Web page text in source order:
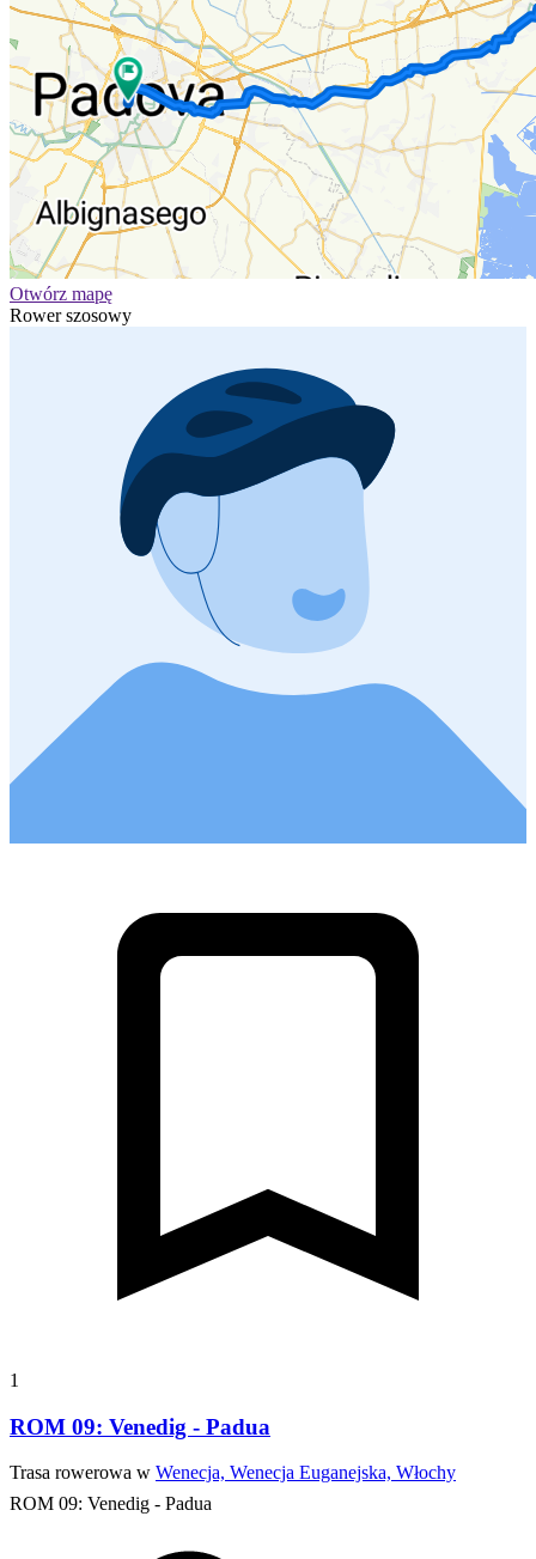
Otwórz mapę
Rower szosowy
1
ROM 09: Venedig - Padua
Trasa rowerowa w Wenecja, Wenecja Euganejska, Włochy
ROM 09: Venedig - Padua